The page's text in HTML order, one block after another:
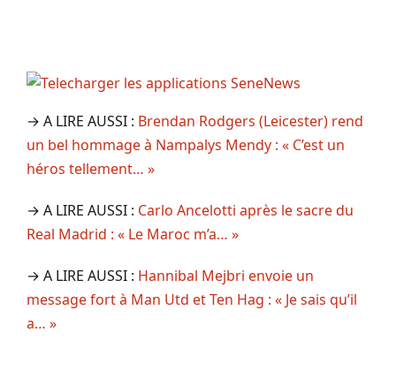
→ A LIRE AUSSI : Brendan Rodgers (Leicester) rend
un bel hommage à Nampalys Mendy : « C’est un
héros tellement… »
→ A LIRE AUSSI : Carlo Ancelotti après le sacre du
Real Madrid : « Le Maroc m’a… »
→ A LIRE AUSSI : Hannibal Mejbri envoie un
message fort à Man Utd et Ten Hag : « Je sais qu’il
a… »